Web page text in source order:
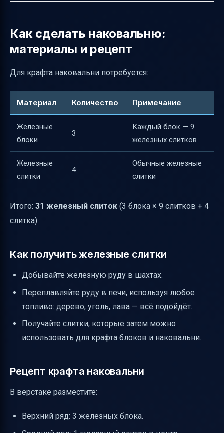
Как сделать наковальню:
материалы и рецепт
Для крафта наковальни потребуется:
Материал Количество Примечание
Железные
блоки
3
Каждый блок — 9
железных слитков
Железные
слитки
4
Обычные железные
слитки
Итого: 31 железный слиток (3 блока × 9 слитков + 4
слитка).
Как получить железные слитки
Добывайте железную руду в шахтах.
Переплавляйте руду в печи, используя любое
топливо: дерево, уголь, лава — всё подойдёт.
Получайте слитки, которые затем можно
использовать для крафта блоков и наковальни.
Рецепт крафта наковальни
В верстаке разместите:
Верхний ряд: 3 железных блока.